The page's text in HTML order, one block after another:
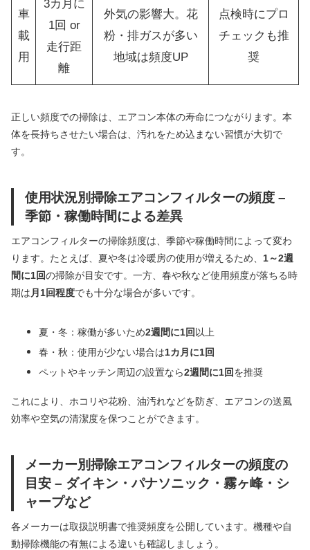
車
載
用
3カ月に
1回 or
走行距
離
外気の影響大。花
粉・排ガスが多い
地域は頻度UP
点検時にプロ
チェックも推
奨
正しい頻度での掃除は、エアコン本体の寿命につながります。本
体を長持ちさせたい場合は、汚れをため込まない習慣が大切で
す。
使用状況別掃除エアコンフィルターの頻度 –
季節・稼働時間による差異
エアコンフィルターの掃除頻度は、季節や稼働時間によって変わ
ります。たとえば、夏や冬は冷暖房の使用が増えるため、 1～2週
間に1回の掃除が目安です。一方、春や秋など使用頻度が落ちる時
期は 月1回程度でも十分な場合が多いです。
夏・冬：稼働が多いため2週間に1回 以上
春・秋：使用が少ない場合は1カ月に1回
ペットやキッチン周辺の設置なら2週間に1回を推奨
これにより、ホコリや花粉、油汚れなどを防ぎ、エアコンの送風
効率や空気の清潔度を保つことができます。
メーカー別掃除エアコンフィルターの頻度の
目安 – ダイキン・パナソニック・霧ヶ峰・シ
ャープなど
各メーカーは取扱説明書で推奨頻度を公開しています。機種や自
動掃除機能の有無による違いも確認しましょう。